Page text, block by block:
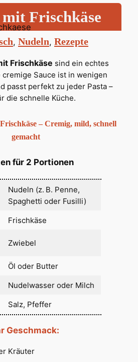
Frischkäse
, Nudeln, Rezepte
Frischkäse sind ein echtes
Sauce ist in wenigen
passt perfekt zu jeder Pasta –
die schnelle Küche.
– Cremig, mild, schnell
gemacht
für 2 Portionen
Nudeln (z. B. Penne,
Spaghetti oder Fusilli)
Frischkäse
Zwiebel
Öl oder Butter
Nudelwasser oder Milch
Salz, Pfeffer
Geschmack:
Kräuter